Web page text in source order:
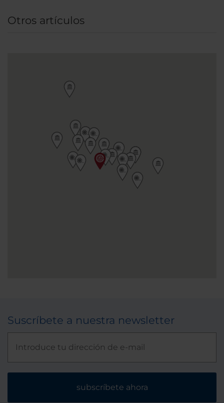
Otros artículos
Suscríbete a nuestra newsletter
subscríbete ahora